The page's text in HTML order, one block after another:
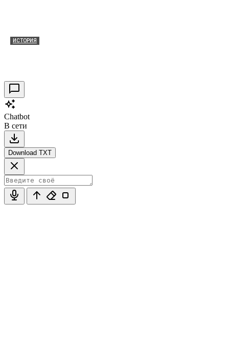
ИСТОРИЯ
Chatbot
В сети
Download TXT